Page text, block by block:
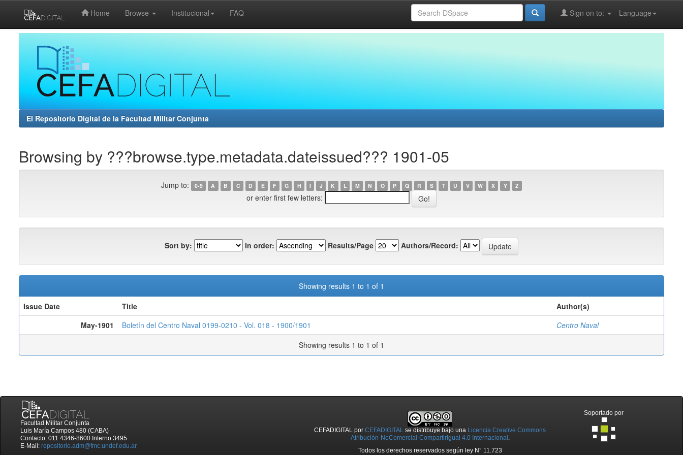
Home Browse Institucional FAQ Language
Sign on to:
El Repositorio Digital de la Facultad Militar Conjunta
Browsing by ???browse.type.metadata.dateissued??? 1901-05
Jump to: 0-9 A B C D E F G H I J K L M N O P Q R S T U V W X Y Z
or enter first few letters:
Sort by: In order: Results/Page Authors/Record:
Showing results 1 to 1 of 1
Issue Date
Title
Author(s)
May-1901
Boletín del Centro Naval 0199-0210 - Vol. 018 - 1900/1901
Centro Naval
Showing results 1 to 1 of 1
Facultad Militar Conjunta
Luis María Campos 480 (CABA)
Contacto: 011 4346-8600 Interno 3495
E-Mail: repositorio.adm@fmc.undef.edu.ar
CEFADIGITAL porCEFADIGITAL se distribuye bajo una Licencia Creative Commons
Atribución-NoComercial-CompartirIgual 4.0 Internacional .
Todos los derechos reservados según ley N° 11.723
Soportado por